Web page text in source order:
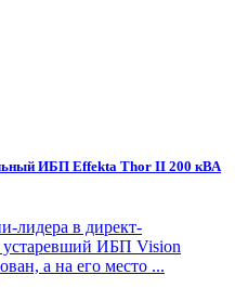
ИБП Effekta Thor II 200 кВА
лидера в директ-
устаревший ИБП Vision
а на его место ...